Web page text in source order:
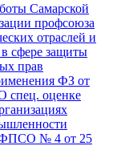
Самарской
профсоюза
отраслей и
сфере защиты
прав
ФЗ от
спец. оценке
ФПСО № 4 от 25